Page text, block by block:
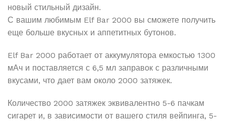
новый стильный дизайн.
С вашим любимым Elf Bar 2000 вы сможете получить
еще больше вкусных и аппетитных бутонов.
Elf Bar 2000 работает от аккумулятора емкостью 1300
мАч и поставляется с 6,5 мл заправок с различными
вкусами, что дает вам около 2000 затяжек.
Количество 2000 затяжек эквивалентно 5-6 пачкам
сигарет и, в зависимости от вашего стиля вейпинга, 5-